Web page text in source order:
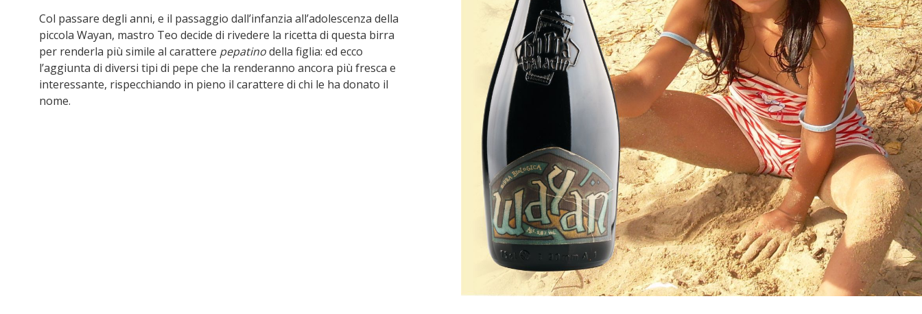
Col passare degli anni, e il passaggio dall’infanzia all’adolescenza della
piccola Wayan, mastro Teo decide di rivedere la ricetta di questa birra
per renderla più simile al carattere pepatinodella figlia: ed ecco
l’aggiunta di diversi tipi di pepe che la renderanno ancora più fresca e
interessante, rispecchiando in pieno il carattere di chi le ha donato il
nome.